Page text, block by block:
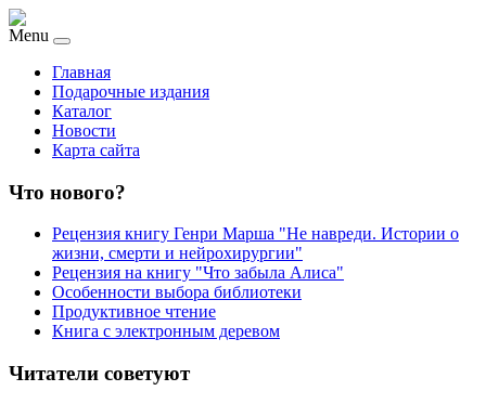
Menu
Главная
Подарочные издания
Каталог
Новости
Карта сайта
Что нового?
Рецензия книгу Генри Марша "Не навреди. Истории о
жизни, смерти и нейрохирургии"
Рецензия на книгу "Что забыла Алиса"
Особенности выбора библиотеки
Продуктивное чтение
Книга с электронным деревом
Читатели советуют